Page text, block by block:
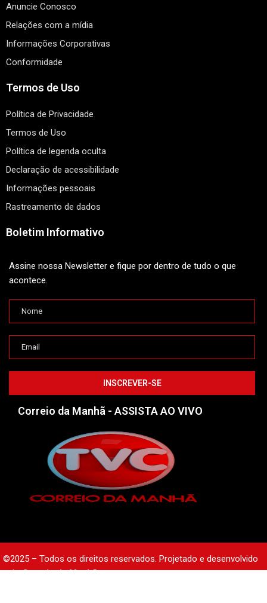
Anuncie Conosco
Relações com a mídia
Informações Corporativas
Conformidade
Termos de Uso
Política de Privacidade
Termos de Uso
Política de legenda oculta
Declaração de acessibilidade
Informações pessoais
Rastreamento de dados
Boletim Informativo
Assine nossa Newsletter e fique por dentro de tudo o que
acontece.
Correio da Manhã - ASSISTA AO VIVO
©2025 – Todos os direitos reservados. Projetado e desenvolvido
peloCorreio da Manhã.